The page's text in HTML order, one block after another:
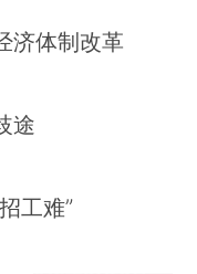
济体制改革
途
工难”